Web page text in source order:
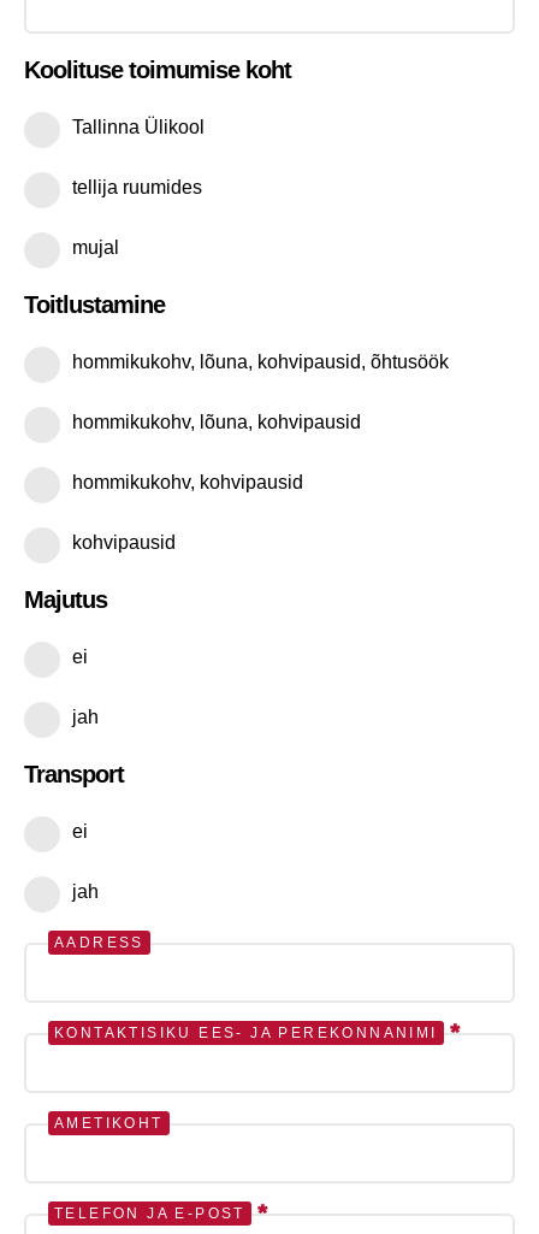
Koolituse toimumise koht
Tallinna Ülikool
tellija ruumides
mujal
Toitlustamine
hommikukohv, lõuna, kohvipausid, õhtusöök
hommikukohv, lõuna, kohvipausid
hommikukohv, kohvipausid
kohvipausid
Majutus
ei
jah
Transport
ei
jah
AADRESS
KONTAKTISIKU EES- JA PEREKONNANIMI *
AMETIKOHT
TELEFON JA E-POST *